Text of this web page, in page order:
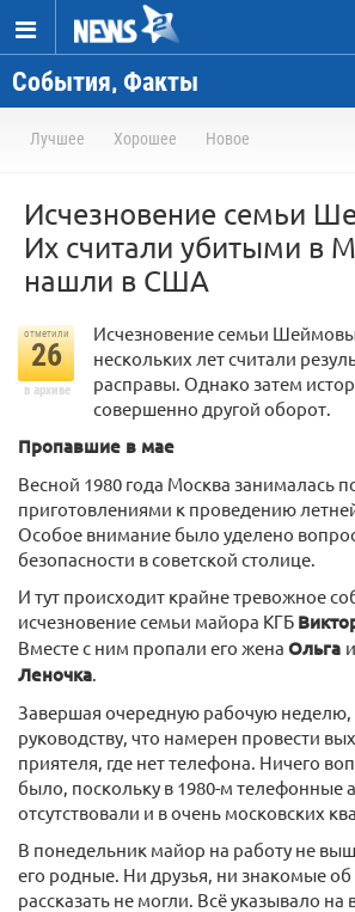
События, Факты
Лучшее Хорошее Новое
Исчезновение семьи
Их считали убитыми в
нашли в США
отметили
26
в архиве
Исчезновение семьи
нескольких лет считали
расправы. Однако затем
совершенно другой оборот.
Пропавшие в мае
Весной 1980 года Москва занималась
приготовлениями к проведению
Особое внимание было уделено
безопасности в советской столице.
И тут происходит крайне тревожное
исчезновение семьи майора КГБ
Вместе с ним пропали его жена Ольга
Леночка.
Завершая очередную рабочую
руководству, что намерен провести
приятеля, где нет телефона. Ничего
было, поскольку в 1980-м телефонные
отсутствовали и в очень московских
В понедельник майор на работу не
его родные. Ни друзья, ни знакомые об
рассказать не могли. Всё указывало на